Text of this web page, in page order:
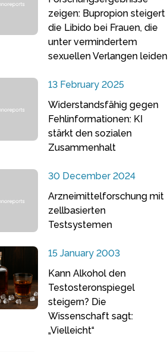
zeigen: Bupropion steigert
die Libido bei Frauen, die
unter vermindertem
sexuellen Verlangen leiden
13 February 2025
Widerstandsfähig gegen
Fehlinformationen: KI
stärkt den sozialen
Zusammenhalt
30 December 2024
Arzneimittelforschung mit
zellbasierten
Testsystemen
15 January 2003
Kann Alkohol den
Testosteronspiegel
steigern? Die
Wissenschaft sagt:
„Vielleicht“